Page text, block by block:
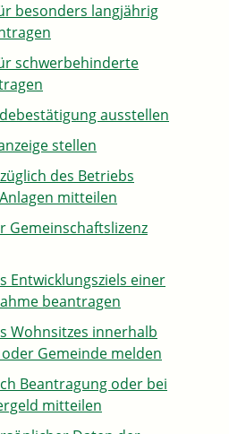
besonders langjährig
schwerbehinderte
ausstellen
stellen
des Betriebs
mitteilen
Gemeinschaftslizenz
Entwicklungsziels einer
beantragen
Wohnsitzes innerhalb
Gemeinde melden
Beantragung oder bei
mitteilen